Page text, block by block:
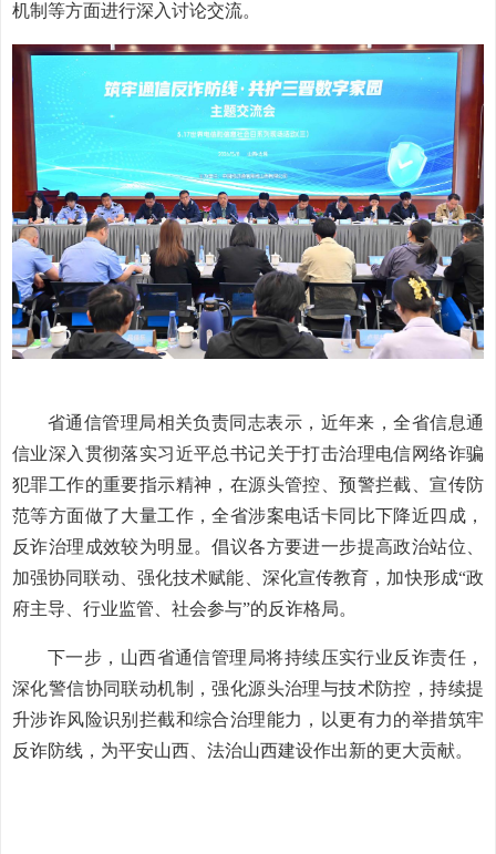
机制等方面进行深入讨论交流。
省通信管理局相关负责同志表示，近年来，全省信息通
信业深入贯彻落实习近平总书记关于打击治理电信网络诈骗
犯罪工作的重要指示精神，在源头管控、预警拦截、宣传防
范等方面做了大量工作，全省涉案电话卡同比下降近四成，
反诈治理成效较为明显。倡议各方要进一步提高政治站位、
加强协同联动、强化技术赋能、深化宣传教育，加快形成“政
府主导、行业监管、社会参与”的反诈格局。
下一步，山西省通信管理局将持续压实行业反诈责任，
深化警信协同联动机制，强化源头治理与技术防控，持续提
升涉诈风险识别拦截和综合治理能力，以更有力的举措筑牢
反诈防线，为平安山西、法治山西建设作出新的更大贡献。